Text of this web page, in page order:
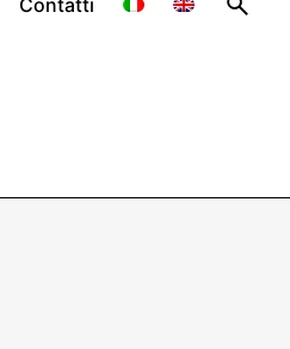
Contatti